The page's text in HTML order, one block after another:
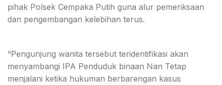
pihak Polsek Cempaka Putih guna alur pemeriksaan
dan pengembangan kelebihan terus.
“Pengunjung wanita tersebut teridentifikasi akan
menyambangi IPA Penduduk binaan Nan Tetap
menjalani ketika hukuman berbarengan kasus